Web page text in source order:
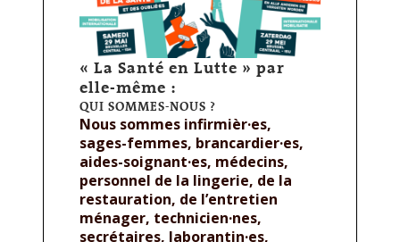
« La Santé en Lutte » par
elle-même :
QUI SOMMES-NOUS ?
Nous sommes infirmièr·es,
sages-femmes, brancardier·es,
aides-soignant·es, médecins,
personnel de la lingerie, de la
restauration, de l’entretien
ménager, technicien·nes,
secrétaires, laborantin·es,